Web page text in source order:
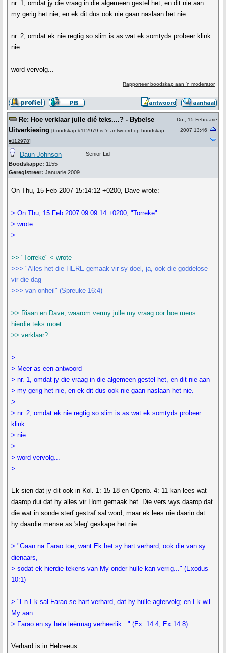
nr. 1, omdat jy die vraag in die algemeen gestel het, en dit nie aan
my gerig het nie, en ek dit dus ook nie gaan naslaan het nie.
nr. 2, omdat ek nie regtig so slim is as wat ek somtyds probeer klink
nie.
word vervolg...
Rapporteer boodskap aan 'n moderator
Re: Hoe verklaar julle dié teks....? - Bybelse
Uitverkiesing [boodskap #112979 is 'n antwoord op boodskap
#112978]
Do., 15 Februarie
2007 13:46
Daun Johnson
Boodskappe: 1155
Geregistreer: Januarie 2009
Senior Lid
On Thu, 15 Feb 2007 15:14:12 +0200, Dave wrote:
> On Thu, 15 Feb 2007 09:09:14 +0200, "Torreke"
> wrote:
>
>> "Torreke" < wrote
>>> "Alles het die HERE gemaak vir sy doel, ja, ook die goddelose
vir die dag
>>> van onheil" (Spreuke 16:4)
>> Riaan en Dave, waarom vermy julle my vraag oor hoe mens
hierdie teks moet
>> verklaar?
>
> Meer as een antwoord
> nr. 1, omdat jy die vraag in die algemeen gestel het, en dit nie aan
> my gerig het nie, en ek dit dus ook nie gaan naslaan het nie.
>
> nr. 2, omdat ek nie regtig so slim is as wat ek somtyds probeer
klink
> nie.
>
> word vervolg...
>
Ek sien dat jy dit ook in Kol. 1: 15-18 en Openb. 4: 11 kan lees wat
daarop dui dat hy alles vir Hom gemaak het. Die vers wys daarop dat
die wat in sonde sterf gestraf sal word, maar ek lees nie daarin dat
hy daardie mense as 'sleg' geskape het nie.
> "Gaan na Farao toe, want Ek het sy hart verhard, ook die van sy
dienaars,
> sodat ek hierdie tekens van My onder hulle kan verrig..." (Exodus
10:1)
> "En Ek sal Farao se hart verhard, dat hy hulle agtervolg; en Ek wil
My aan
> Farao en sy hele leërmag verheerlik..." (Ex. 14:4; Ex 14:8)
Verhard is in Hebreeus